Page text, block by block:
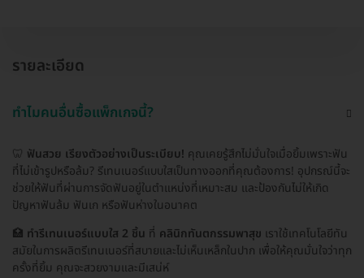
รายละเอียด
ทำไมคนอื่นซื้อแพ็กเกจนี้?
🦷 ฟันสวย เรียงตัวอย่างเป็นระเบียบ! คุณเคยรู้สึกไม่มั่นใจเมื่อยิ้มเพราะฟัน
ที่ไม่เข้ารูปหรือล้ม? รีเทนเนอร์แบบใสเป็นทางออกที่คุณต้องการ! อุปกรณ์นี้จะ
ช่วยให้ฟันที่ผ่านการจัดฟันอยู่ในตำแหน่งที่เหมาะสม และป้องกันไม่ให้เกิด
ปัญหาฟันล้ม ฟันเก หรือฟันห่างในอนาคต
🏥 ทำรีเทนเนอร์แบบใส 2 ชิ้น ที่ คลินิกทันตกรรมพาสุข เราใช้เทคโนโลยีทัน
สมัยในการผลิตรีเทนเนอร์ที่สบายและไม่เห็นเหล็กในปาก เพื่อให้คุณมั่นใจว่าทุก
ครั้งที่ยิ้ม คุณจะสวยงามและมีเสน่ห์